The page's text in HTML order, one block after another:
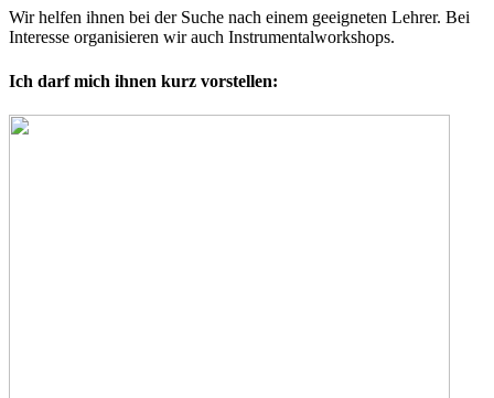
Wir helfen ihnen bei der Suche nach einem geeigneten Lehrer. Bei
Interesse organisieren wir auch Instrumentalworkshops.
Ich darf mich ihnen kurz vorstellen: